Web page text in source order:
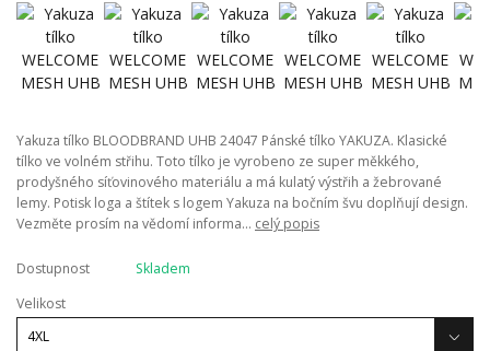
Yakuza tílko BLOODBRAND UHB 24047 Pánské tílko YAKUZA. Klasické
tílko ve volném střihu. Toto tílko je vyrobeno ze super měkkého,
prodyšného síťovinového materiálu a má kulatý výstřih a žebrované
lemy. Potisk loga a štítek s logem Yakuza na bočním švu doplňují design.
Vezměte prosím na vědomí informa... celý popis
Dostupnost
Skladem
Velikost